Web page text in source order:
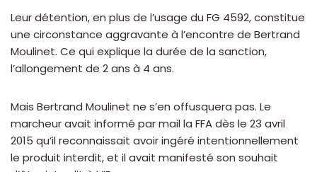
Leur détention, en plus de l’usage du FG 4592, constitue
une circonstance aggravante à l’encontre de Bertrand
Moulinet. Ce qui explique la durée de la sanction,
l’allongement de 2 ans à 4 ans.
Mais Bertrand Moulinet ne s’en offusquera pas. Le
marcheur avait informé par mail la FFA dès le 23 avril
2015 qu’il reconnaissait avoir ingéré intentionnellement
le produit interdit, et il avait manifesté son souhait